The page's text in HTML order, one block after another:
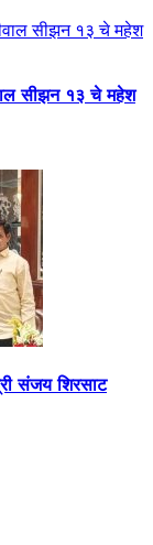
सीझन १३ चे महेश
संजय शिरसाट